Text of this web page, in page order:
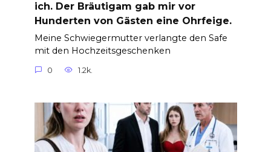
ich. Der Bräutigam gab mir vor
Hunderten von Gästen eine Ohrfeige.
Meine Schwiegermutter verlangte den Safe
mit den Hochzeitsgeschenken
0 1.2k.